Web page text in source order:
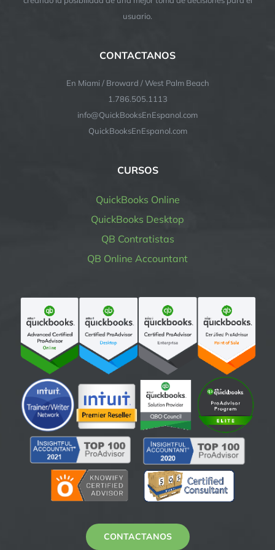
usuario.
CONTACTANOS
En Miami / Broward / West Palm Beach
1.786.505.1113
info@QuickBooksEnEspanol.com
QuickBooksEnEspanol.com
CURSOS
QuickBooks Online
QuickBooks Desktop
QB Contratistas
QB Online Accountant
CONTACTANOS